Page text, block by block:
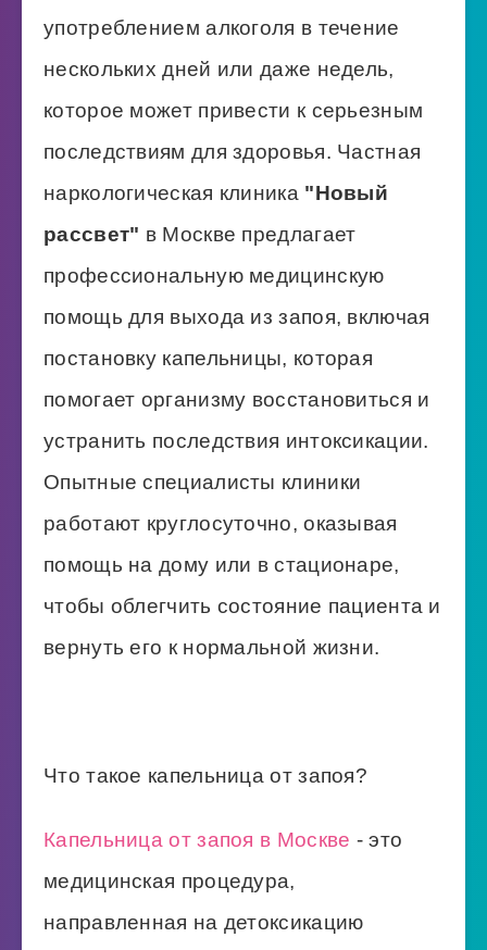
употреблением алкоголя в течение
нескольких дней или даже недель,
которое может привести к серьезным
последствиям для здоровья. Частная
наркологическая клиника "Новый
рассвет" в Москве предлагает
профессиональную медицинскую
помощь для выхода из запоя, включая
постановку капельницы, которая
помогает организму восстановиться и
устранить последствия интоксикации.
Опытные специалисты клиники
работают круглосуточно, оказывая
помощь на дому или в стационаре,
чтобы облегчить состояние пациента и
вернуть его к нормальной жизни.
Что такое капельница от запоя?
Капельница от запоя в Москве - это
медицинская процедура,
направленная на детоксикацию